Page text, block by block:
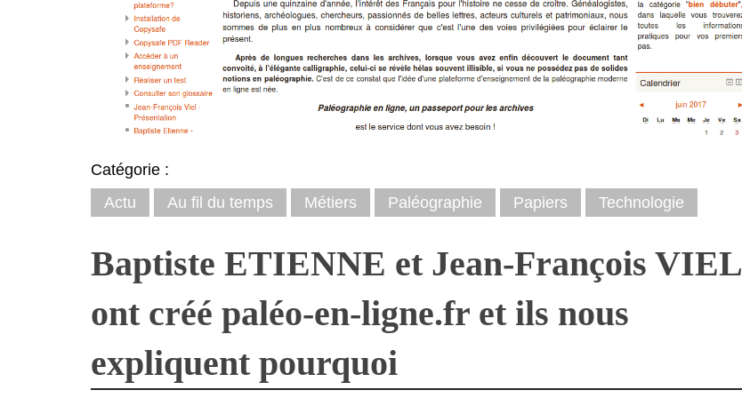
Catégorie :
Actu
Au fil du temps Métiers Paléographie Papiers Technologie
Baptiste ETIENNE et Jean-François VIEL
ont créé paléo-en-ligne.fr et ils nous
expliquent pourquoi